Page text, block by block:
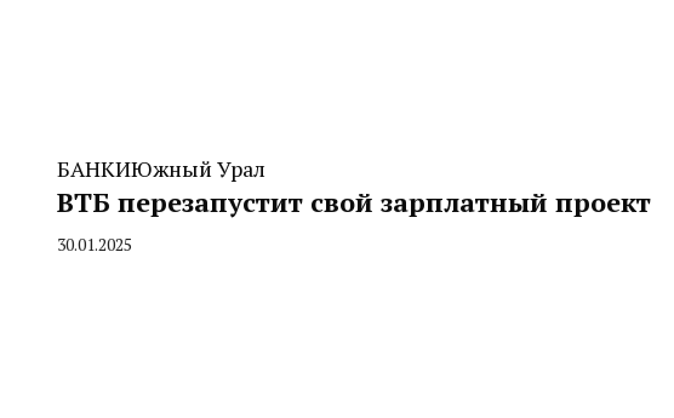
БАНКИЮжный Урал
ВТБ перезапустит свой зарплатный проект
By
30.01.2025